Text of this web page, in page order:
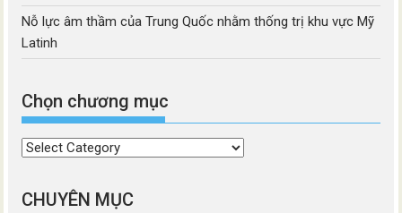
Nỗ lực âm thầm của Trung Quốc nhằm thống trị khu vực Mỹ
Latinh
Chọn chương mục
Chọn
mục
CHUYÊN MỤC